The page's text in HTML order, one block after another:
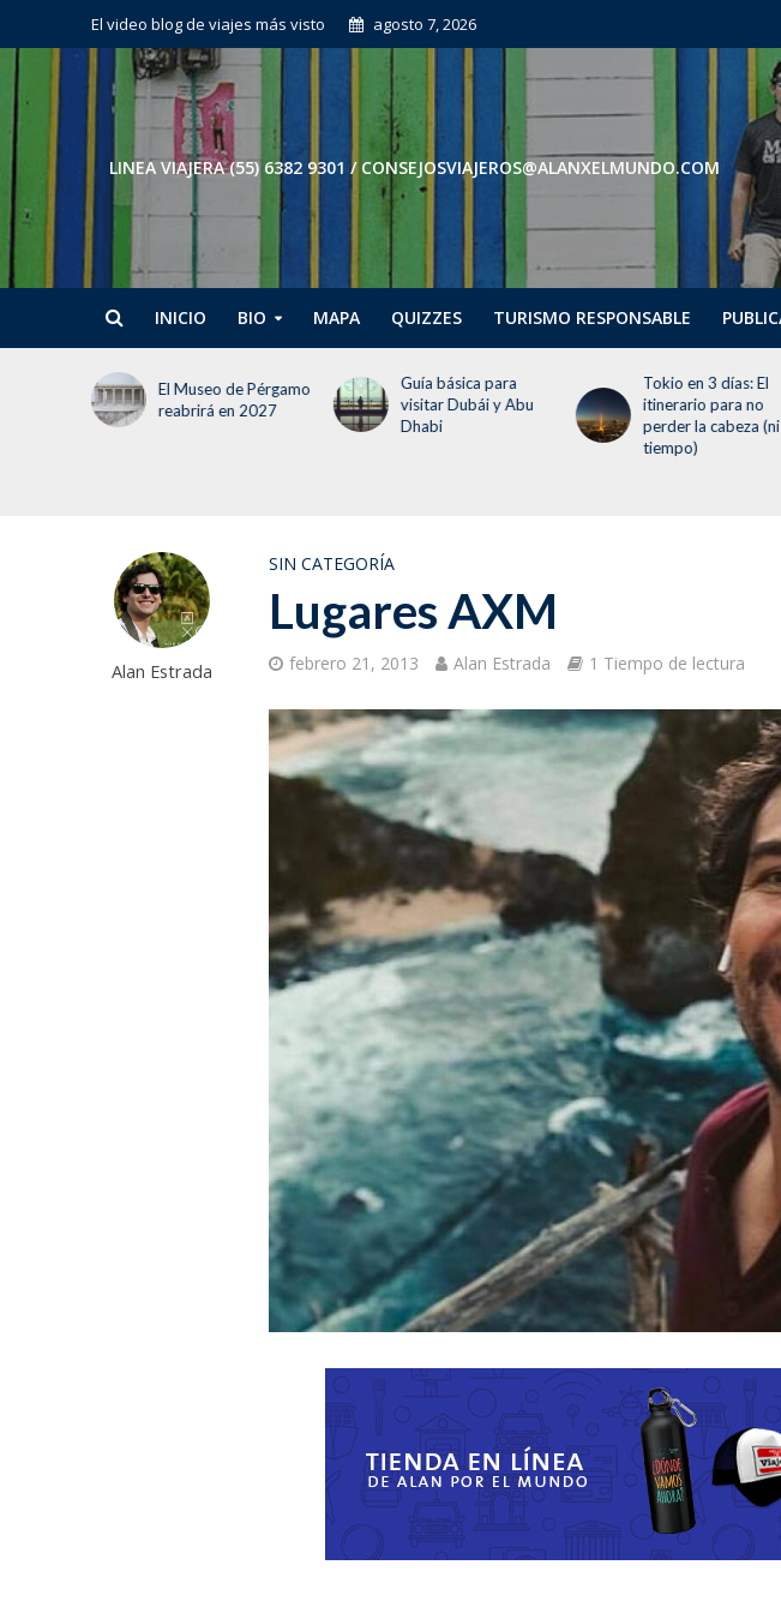
El video blog de viajes más visto agosto 7, 2026
LINEA VIAJERA (55) 6382 9301 / CONSEJOSVIAJEROS@ALANXELMUNDO.COM
INICIO BIO MAPA QUIZZES TURISMO RESPONSABLE
El Museo de Pérgamo
reabrirá en 2027
Guía básica para
visitar Dubái y Abu
Dhabi
Tokio en 3 días: El
itinerario para no
perder la cabeza (ni el
tiempo)
Alan Estrada
SIN CATEGORÍA
Lugares AXM
febrero 21, 2013 Alan Estrada 1 Tiempo de lectura